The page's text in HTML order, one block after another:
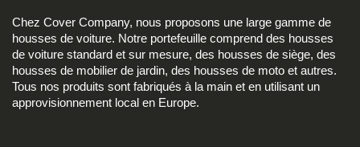
Chez Cover Company, nous proposons une large gamme de
housses de voiture. Notre portefeuille comprend des housses
de voiture standard et sur mesure, des housses de siège, des
housses de mobilier de jardin, des housses de moto et autres.
Tous nos produits sont fabriqués à la main et en utilisant un
approvisionnement local en Europe.